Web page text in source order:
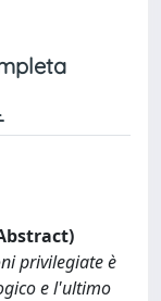
privilegiate è
e l'ultimo